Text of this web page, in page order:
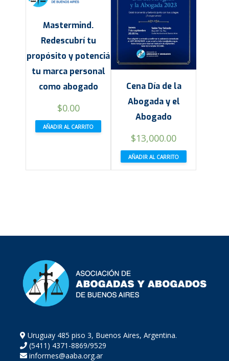
Mastermind.
Redescubrí tu
propósito y potenciá
tu marca personal
como abogado
$0.00
AÑADIR AL CARRITO
Cena Día de la
Abogada y el
Abogado
$13,000.00
AÑADIR AL CARRITO
Uruguay 485 piso 3, Buenos Aires, Argentina.
(5411) 4371-8869/9529
informes@aaba.org.ar